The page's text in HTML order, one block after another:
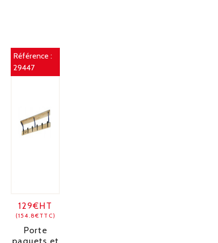
Référence :
29447
129€HT
(154.8€TTC)
Porte